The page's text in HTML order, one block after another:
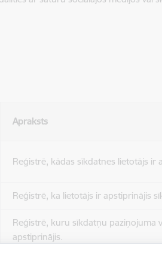
Apraksts
Reģistrē, kādas sīkdatnes lietotājs ir
Reģistrē, ka lietotājs ir apstiprinājis
Reģistrē, kuru sīkdatņu paziņojuma
apstiprinājis.